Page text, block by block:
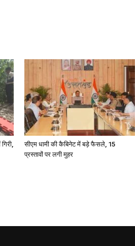
सीएम धामी की कैबिनेट में बड़े फैसले, 15
प्रस्तावों पर लगी मुहर